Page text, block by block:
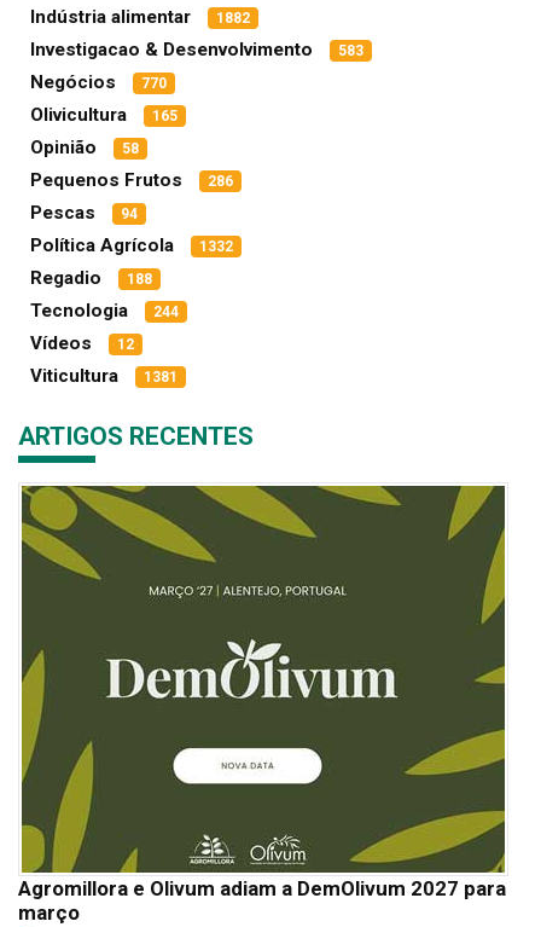
Indústria alimentar 1882
Investigacao & Desenvolvimento 583
Negócios 770
Olivicultura 165
Opinião 58
Pequenos Frutos 286
Pescas 94
Política Agrícola 1332
Regadio 188
Tecnologia 244
Vídeos 12
Viticultura 1381
ARTIGOS RECENTES
Agromillora e Olivum adiam a DemOlivum 2027 para
março